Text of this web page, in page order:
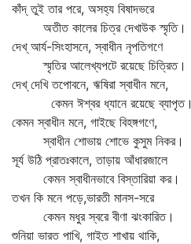
কাঁদ্‌ তুই তার পরে, অসহ্য বিষাদভরে
অতীত কালের চিত্র দেখাউক স্মৃতি।
দেখ্‌ আর্য-সিংহাসনে, স্বাধীন নৃপতিগণে
স্মৃতির আলেখ্যপটে রয়েছে চিত্রিত।
দেখ্‌ দেখি তপোবনে, ঋষিরা স্বাধীন মনে,
কেমন ঈশ্বর ধ্যানে রয়েছে ব্যাপৃত।
কেমন স্বাধীন মনে, গাইছে বিহঙ্গগণে,
স্বাধীন শোভায় শোভে কুসুম নিকর।
সূর্য উঠি প্রাতঃকালে, তাড়ায় আঁধারজালে
কেমন স্বাধীনভাবে বিস্তারিয়া কর।
তখন কি মনে পড়ে,ভারতী মানস-সরে
কেমন মধুর স্বরে বীণা ঝংকারিত।
শুনিয়া ভারত পাখি, গাইত শাখায় থাকি,